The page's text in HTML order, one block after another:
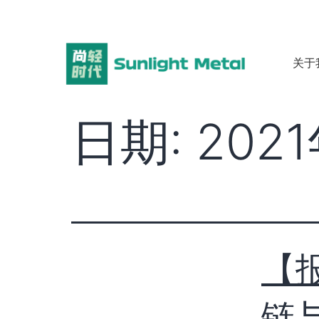
关于
日期: